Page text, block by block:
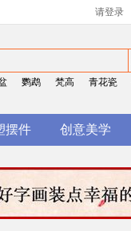
请登录
鹦鹉 梵高 青花瓷
摆件 创意美学